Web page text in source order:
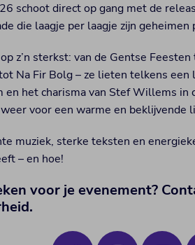
schoot direct op gang met de
die laagje per laagje zijn geheimen
z’n sterkst: van de Gentse
Na Fir Bolg – ze lieten telkens
en het charisma van Stef Willems in
voor een warme en beklijvende
muziek, sterke teksten en
– en hoe!
voor je evenement?